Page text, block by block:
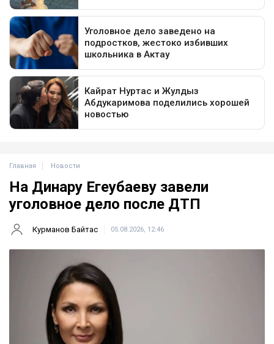
Главная Новости
На Динару Егеубаеву завели
уголовное дело после ДТП
Курманов Байтас 05.08.2026, 12:46